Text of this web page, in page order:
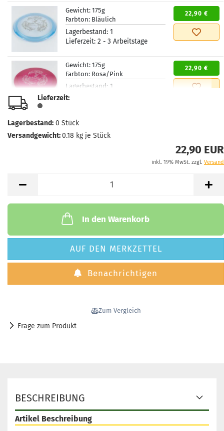
Gewicht: 175g
Farbton: Bläulich
Lagerbestand: 1
Lieferzeit: 2 - 3 Arbeitstage
22,90 €
Gewicht: 175g
Farbton: Rosa/Pink
Lagerbestand: 1
Lieferzeit:
22,90 €
Gewicht:
Lagerbestand:
Lieferzeit:
Lagerbestand: 0 Stück
Versandgewicht:0.18 kg je Stück
22,90 EUR
inkl. 19% MwSt. zzgl. Versand
In den Warenkorb
AUF DEN MERKZETTEL
Benachrichtigen
Zum Vergleich
Frage zum Produkt
BESCHREIBUNG
Artikel Beschreibung